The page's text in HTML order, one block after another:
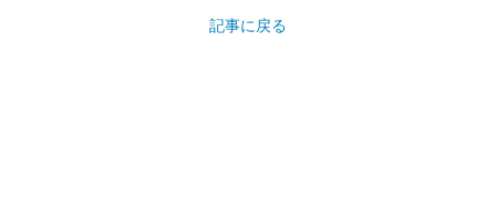
記事に戻る